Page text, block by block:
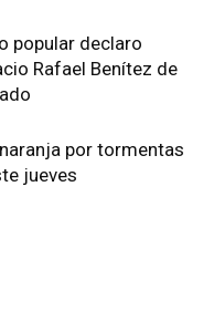
popular declaro
Rafael Benítez de
por tormentas
jueves